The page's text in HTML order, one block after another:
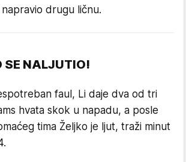
drugu ličnu.
SE NALJUTIO!
faul, Li daje dva od tri
hvata skok u napadu, a posle
tima Željko je ljut, traži minut